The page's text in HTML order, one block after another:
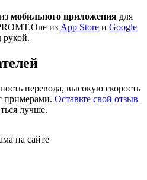
мобильного приложения для
из App Store и Google
рукой.
перевода, высокую скорость
примерами. Оставьте свой отзыв
лучше.
на сайте